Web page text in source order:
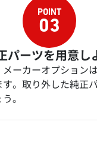
パーツを用意し
ーカーオプション
。取り外した純正
。